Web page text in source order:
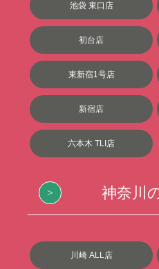
池袋 東口店
初台店
東新宿1号店
新宿店
六本木 TLI店
神奈川
川崎 ALL店